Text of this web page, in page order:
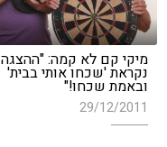
מיקי קם לא קמה: "ההצגה
נקראת 'שכחו אותי בבית'
ובאמת שכחו!"
29/12/2011